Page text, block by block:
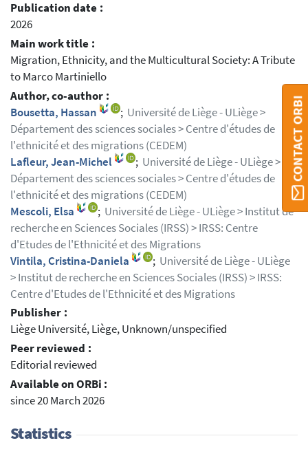
Publication date :
2026
Main work title :
Migration, Ethnicity, and the Multicultural Society: A Tribute
to Marco Martiniello
Author, co-author :
Bousetta, Hassan
; Université de Liège - ULiège >
Département des sciences sociales > Centre d'études de
l'ethnicité et des migrations (CEDEM)
Lafleur, Jean-Michel
; Université de Liège - ULiège >
Département des sciences sociales > Centre d'études de
l'ethnicité et des migrations (CEDEM)
Mescoli, Elsa
; Université de Liège - ULiège > Institut de
recherche en Sciences Sociales (IRSS) > IRSS: Centre
d'Etudes de l'Ethnicité et des Migrations
Vintila, Cristina-Daniela
; Université de Liège - ULiège
> Institut de recherche en Sciences Sociales (IRSS) > IRSS:
Centre d'Etudes de l'Ethnicité et des Migrations
Publisher :
Liège Université, Liège, Unknown/unspecified
Peer reviewed :
Editorial reviewed
Available on ORBi :
since 20 March 2026
Statistics
CONTACT ORBI